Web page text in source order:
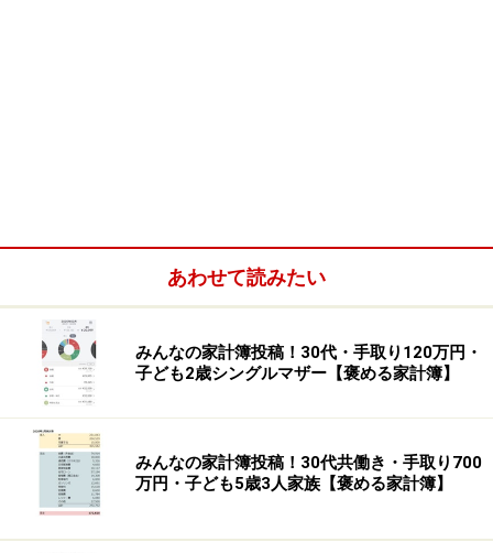
家計簿歴：約5年
あわせて読みたい
みんなの家計簿投稿！30代・手取り120万円・
子ども2歳シングルマザー【褒める家計簿】
みんなの家計簿投稿！30代共働き・手取り700
万円・子ども5歳3人家族【褒める家計簿】